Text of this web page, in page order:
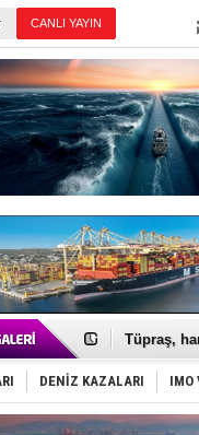
CANLI YAYIN
Anadolu
Tüpraş,
İTU AUV,
LNG
PROYAD,
Türkiye-
DENİZ KAZALARI IMO